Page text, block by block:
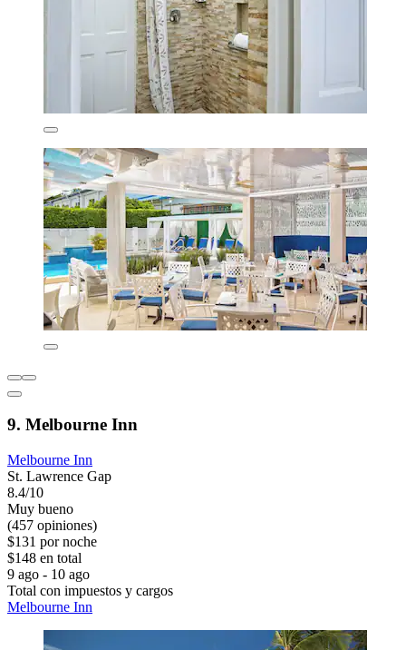
9. Melbourne Inn
Melbourne Inn
St. Lawrence Gap
8.4/10
Muy bueno
(457 opiniones)
$131 por noche
$148 en total
9 ago - 10 ago
Total con impuestos y cargos
Melbourne Inn